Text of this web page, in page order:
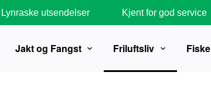
Lynraske utsendelser Kjent for god service
Jakt og Fangst Friluftsliv Fiske